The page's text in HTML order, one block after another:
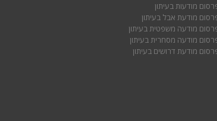
פרסום מודעות בעיתון
פרסום מודעת אבל בעיתון
פרסום מודעה משפטית בעיתון
פרסום מודעה מסחרית בעיתון
פרסום מודעת דרושים בעיתון